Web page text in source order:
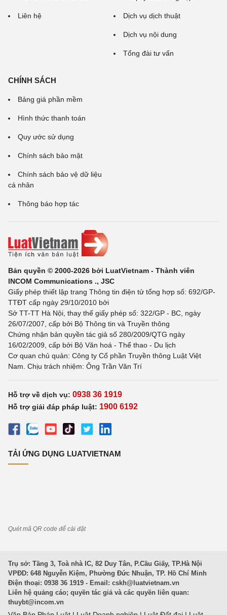
Liên hệ Dịch vụ dịch thuật
Dịch vụ nội dung
Tổng đài tư vấn
CHÍNH SÁCH
Bảng giá phần mềm
Hình thức thanh toán
Quy ước sử dụng
Chính sách bảo mật
Chính sách bảo vệ dữ liệu
cá nhân
Thông báo hợp tác
Bản quyền © 2000-2026 bởi LuatVietnam - Thành viên
INCOM Communications ., JSC
Giấy phép thiết lập trang Thông tin điện tử tổng hợp số: 692/GP-
TTĐT cấp ngày 29/10/2010 bởi
Sở TT-TT Hà Nội, thay thế giấy phép số: 322/GP - BC, ngày
26/07/2007, cấp bởi Bộ Thông tin và Truyền thông
Chứng nhận bản quyền tác giả số 280/2009/QTG ngày
16/02/2009, cấp bởi Bộ Văn hoá - Thể thao - Du lịch
Cơ quan chủ quản: Công ty Cổ phần Truyền thông Luật Việt
Nam. Chịu trách nhiệm: Ông Trần Văn Trí
Hỗ trợ về dịch vụ: 0938 36 1919
Hỗ trợ giải đáp pháp luật: 1900 6192
TẢI ỨNG DỤNG LUATVIETNAM
Quét mã QR code để cài đặt
Trụ sở: Tầng 3, Toà nhà IC, 82 Duy Tân, P.Cầu Giấy, TP.Hà Nội
VPĐD: 648 Nguyễn Kiệm, Phường Đức Nhuận, TP. Hồ Chí Minh
Điện thoại: 0938 36 1919 - Email: cskh@luatvietnam.vn
Liên hệ quảng cáo; quyền tác giả và các quyền liên quan:
thuybt@incom.vn